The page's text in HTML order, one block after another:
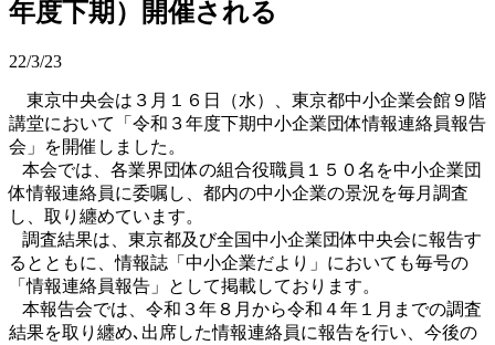
年度下期）開催される
22/3/23
東京中央会は３月１６日（水）、東京都中小企業会館９階
講堂において「令和３年度下期中小企業団体情報連絡員報告
会」を開催しました。
本会では、各業界団体の組合役職員１５０名を中小企業団
体情報連絡員に委嘱し、都内の中小企業の景況を毎月調査
し、取り纏めています。
調査結果は、東京都及び全国中小企業団体中央会に報告す
るとともに、情報誌「中小企業だより」においても毎号の
「情報連絡員報告」として掲載しております。
本報告会では、令和３年８月から令和４年１月までの調査
結果を取り纏め､出席した情報連絡員に報告を行い、今後の